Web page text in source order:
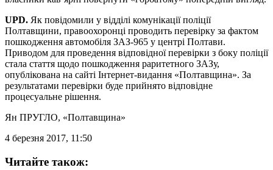
UPD. Як повідомили у відділі комунікації поліції
Полтавщини, правоохоронці проводить перевірку за фактом
пошкодження автомобіля ЗАЗ-965 у центрі Полтави.
Приводом для проведення відповідної перевірки з боку поліції
стала стаття щодо пошкодження раритетного ЗАЗу,
опублікована на сайті Інтернет-видання «Полтавщина». За
результатами перевірки буде прийнято відповідне
процесуальне рішення.
Ян ПРУГЛО, «Полтавщина»
4 березня 2017, 11:50
Читайте також: